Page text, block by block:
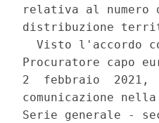
relativa al
distribuzione
Visto l'accordo
Procuratore capo
2  febbraio
comunicazione
Serie generale -